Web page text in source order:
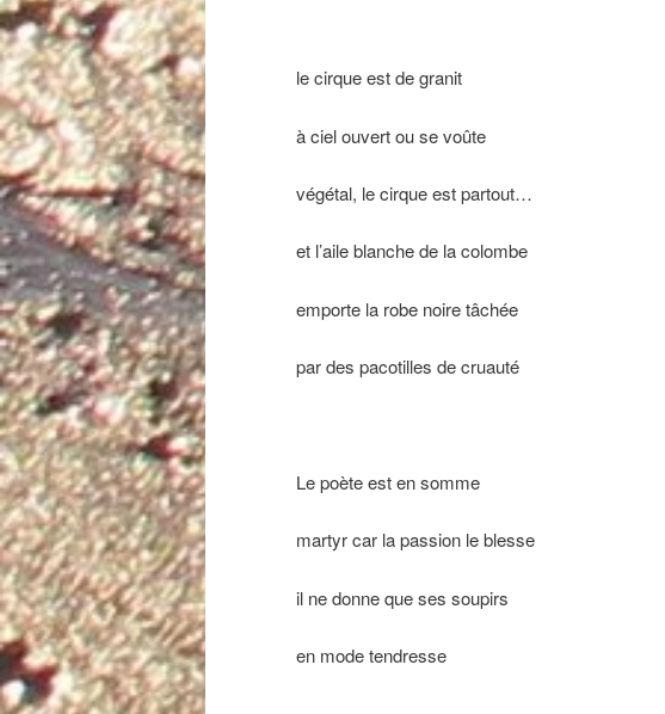
le cirque est de granit
à ciel ouvert ou se voûte
végétal, le cirque est partout…
et l’aile blanche de la colombe
emporte la robe noire tâchée
par des pacotilles de cruauté
Le poète est en somme
martyr car la passion le blesse
il ne donne que ses soupirs
en mode tendresse